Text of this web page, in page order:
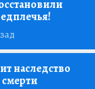
наследство
смерти